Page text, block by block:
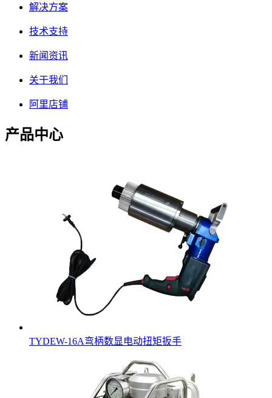
解决方案
技术支持
新闻资讯
关于我们
阿里店铺
产品中心
TYDEW-16A弯柄数显电动扭矩扳手